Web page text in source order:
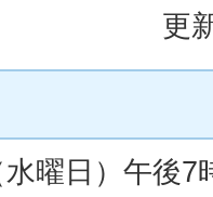
更
曜日）午後7